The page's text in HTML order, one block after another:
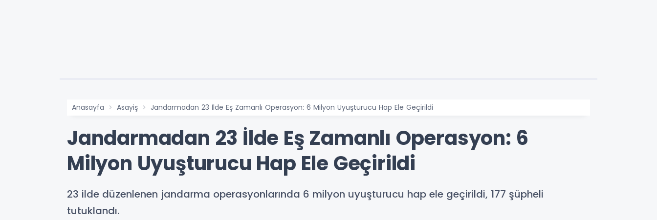
Anasayfa Asayiş Jandarmadan 23 İlde Eş Zamanlı Operasyon: 6 Milyon Uyuşturucu Hap Ele Geçirildi
Jandarmadan 23 İlde Eş Zamanlı Operasyon: 6
Milyon Uyuşturucu Hap Ele Geçirildi
23 ilde düzenlenen jandarma operasyonlarında 6 milyon uyuşturucu hap ele geçirildi, 177 şüpheli
tutuklandı.